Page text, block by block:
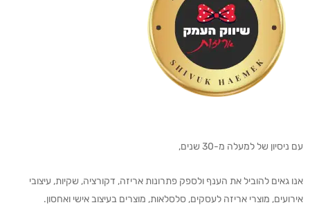
עם ניסיון של למעלה מ-30 שנים,
אנו גאים להוביל את הענף ולספק פתרונות אריזה, דקורציה, שקיות, עיצובי
אירועים, מוצרי אריזה לעסקים, סלסלאות, מוצרים בעיצוב אישי ואחסון.